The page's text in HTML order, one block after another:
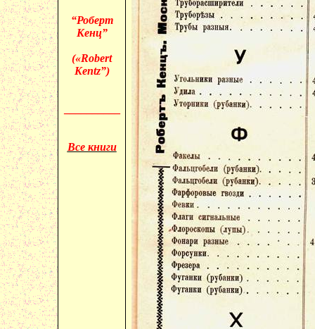
“Роберт
Кенц”
(«Robert
Kentz”)
Все книги